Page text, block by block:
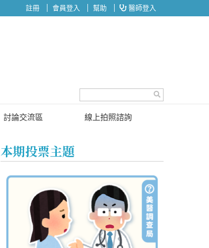
註冊 會員登入 幫助 醫師登入
討論交流區
投票區
線上拍照諮詢
本期投票主題